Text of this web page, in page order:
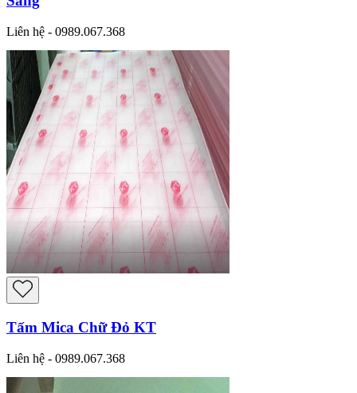
Liên hệ - 0989.067.368
Tấm Mica Chữ Đỏ KT
Liên hệ - 0989.067.368